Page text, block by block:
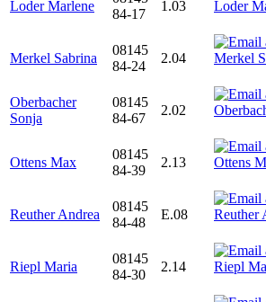
Loder Marlene
84-17
1.03
Merkel Sabrina
08145
84-24
2.04
Oberbacher
Sonja
08145
84-67
2.02
Ottens Max
08145
84-39
2.13
Reuther Andrea
08145
84-48
E.08
Riepl Maria
08145
84-30
2.14